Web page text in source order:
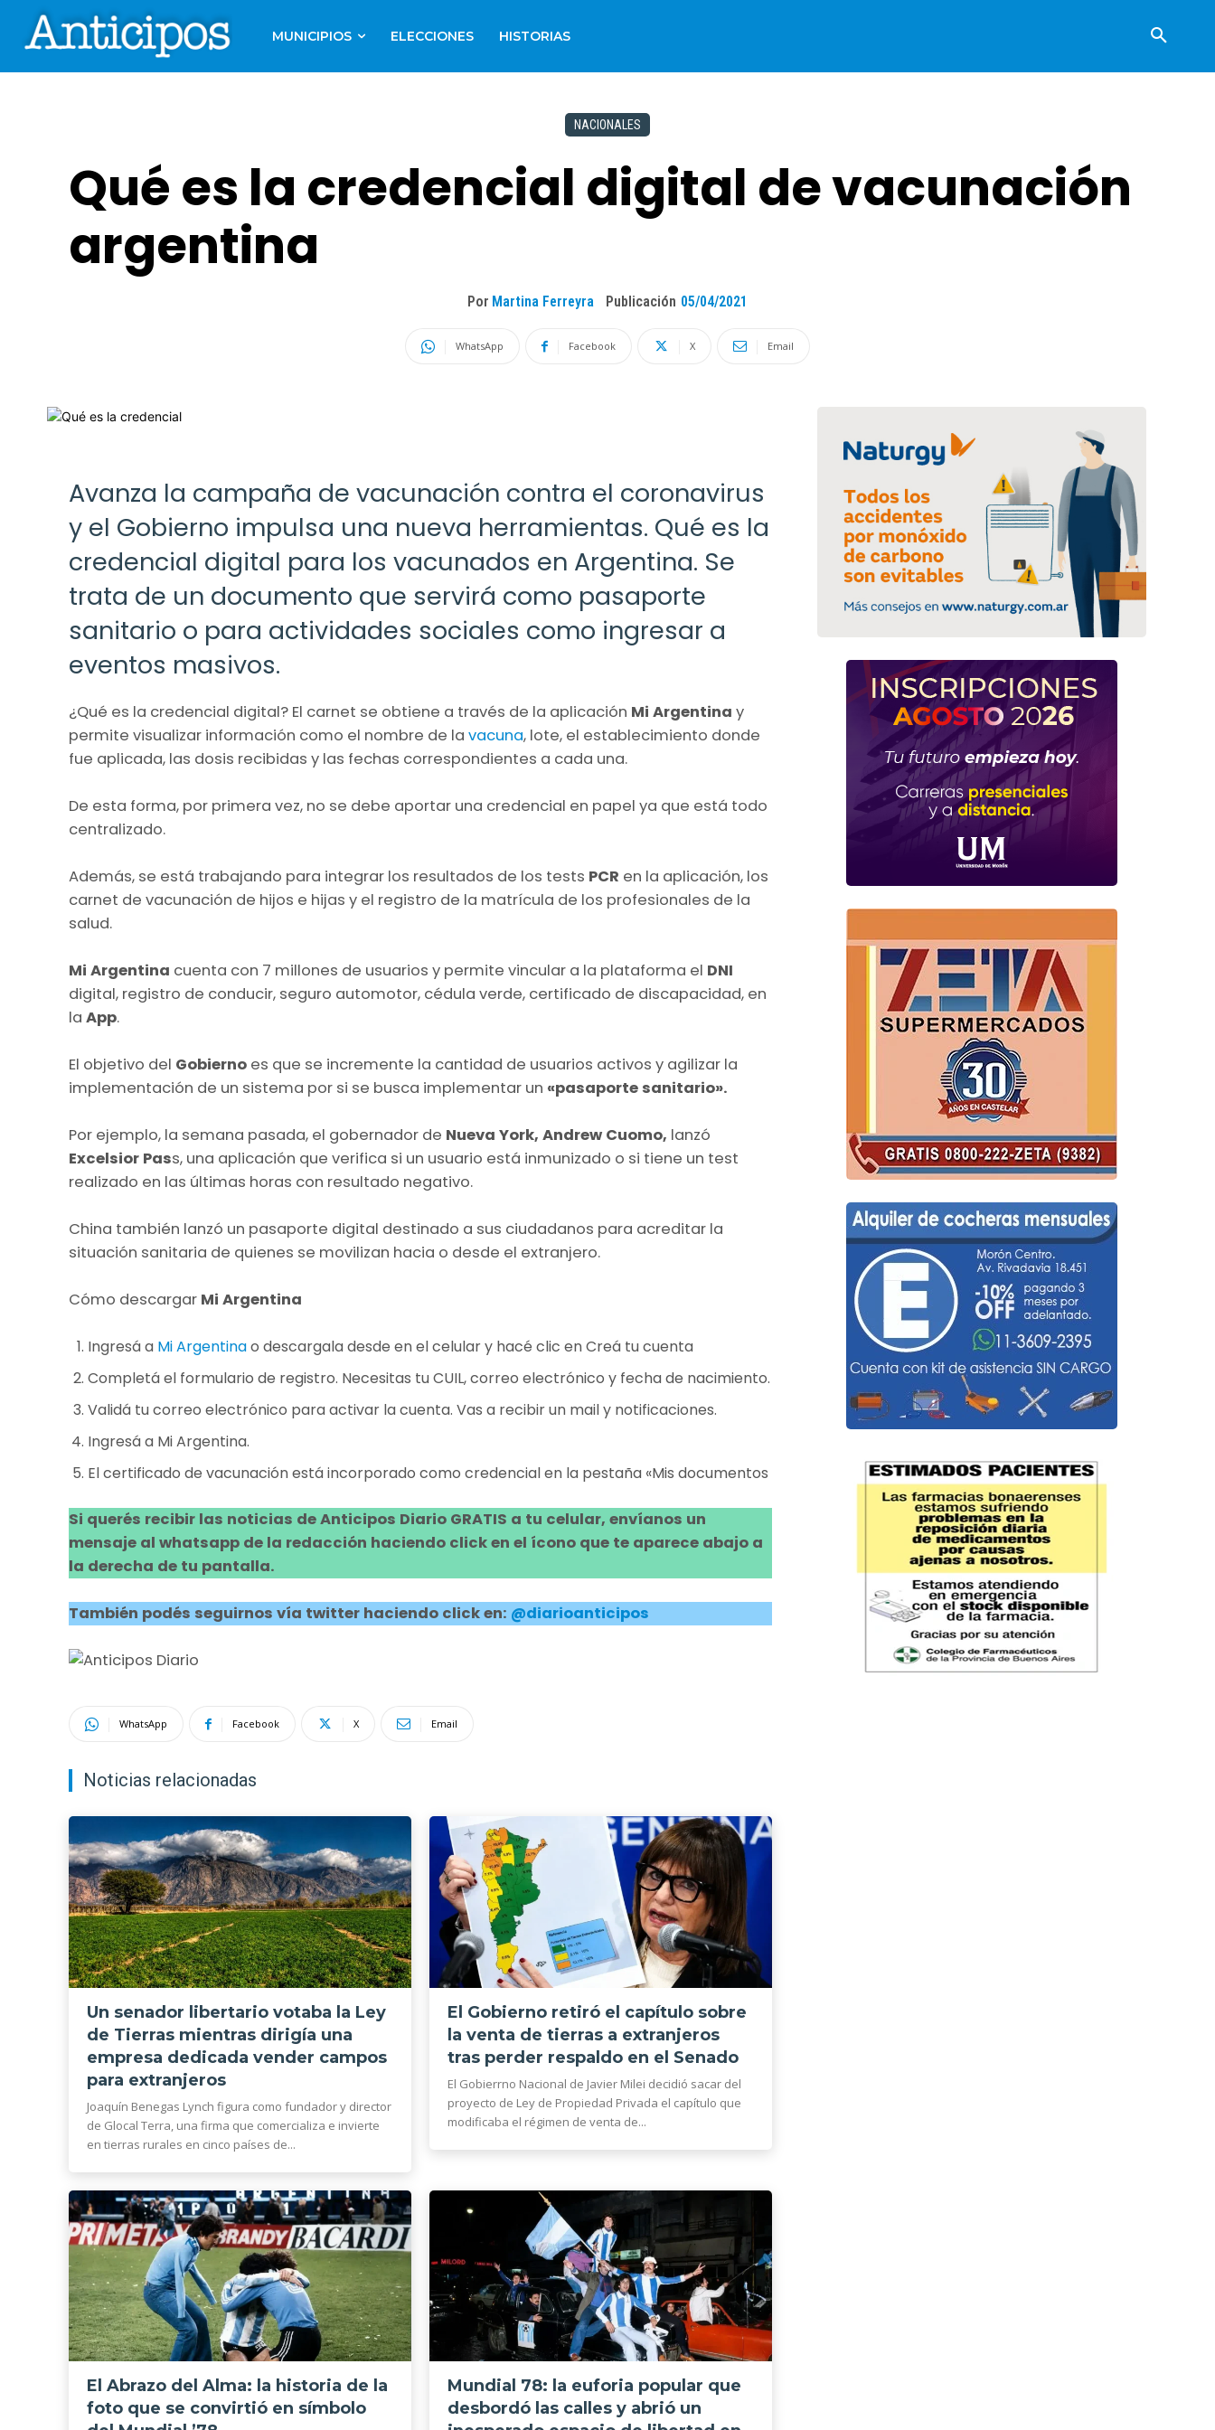
MUNICIPIOS ELECCIONES HISTORIAS
NACIONALES
Qué es la credencial digital de vacunación
argentina
Por Martina Ferreyra Publicación 05/04/2021
WhatsApp Facebook X Email
Avanza la campaña de vacunación contra el coronavirus
y el Gobierno impulsa una nueva herramientas. Qué es la
credencial digital para los vacunados en Argentina. Se
trata de un documento que servirá como pasaporte
sanitario o para actividades sociales como ingresar a
eventos masivos.
¿Qué es la credencial digital? El carnet se obtiene a través de la aplicación Mi Argentina y
permite visualizar información como el nombre de la vacuna, lote, el establecimiento donde
fue aplicada, las dosis recibidas y las fechas correspondientes a cada una.
De esta forma, por primera vez, no se debe aportar una credencial en papel ya que está todo
centralizado.
Además, se está trabajando para integrar los resultados de los tests PCR en la aplicación, los
carnet de vacunación de hijos e hijas y el registro de la matrícula de los profesionales de la
salud.
Mi Argentina cuenta con 7 millones de usuarios y permite vincular a la plataforma el DNI
digital, registro de conducir, seguro automotor, cédula verde, certificado de discapacidad, en
la App.
El objetivo del Gobierno es que se incremente la cantidad de usuarios activos y agilizar la
implementación de un sistema por si se busca implementar un «pasaporte sanitario».
Por ejemplo, la semana pasada, el gobernador de Nueva York, Andrew Cuomo, lanzó
Excelsior Pass, una aplicación que verifica si un usuario está inmunizado o si tiene un test
realizado en las últimas horas con resultado negativo.
China también lanzó un pasaporte digital destinado a sus ciudadanos para acreditar la
situación sanitaria de quienes se movilizan hacia o desde el extranjero.
Cómo descargar Mi Argentina
Ingresá a Mi Argentinao descargala desde en el celular y hacé clic en Creá tu cuenta
Completá el formulario de registro. Necesitas tu CUIL, correo electrónico y fecha de nacimiento.
Validá tu correo electrónico para activar la cuenta. Vas a recibir un mail y notificaciones.
Ingresá a Mi Argentina.
El certificado de vacunación está incorporado como credencial en la pestaña «Mis documentos
Si querés recibir las noticias de Anticipos Diario GRATIS a tu celular, envíanos un
mensaje al whatsapp de la redacción haciendo click en el ícono que te aparece abajo a
la derecha de tu pantalla.
También podés seguirnos vía twitter haciendo click en: @diarioanticipos
WhatsApp Facebook X Email
Noticias relacionadas
Un senador libertario votaba la Ley
de Tierras mientras dirigía una
empresa dedicada vender campos
para extranjeros
Joaquín Benegas Lynch figura como fundador y director
de Glocal Terra, una firma que comercializa e invierte
en tierras rurales en cinco países de...
El Gobierno retiró el capítulo sobre
la venta de tierras a extranjeros
tras perder respaldo en el Senado
El Gobierrno Nacional de Javier Milei decidió sacar del
proyecto de Ley de Propiedad Privada el capítulo que
modificaba el régimen de venta de...
El Abrazo del Alma: la historia de la
foto que se convirtió en símbolo
Mundial 78: la euforia popular que
desbordó las calles y abrió un